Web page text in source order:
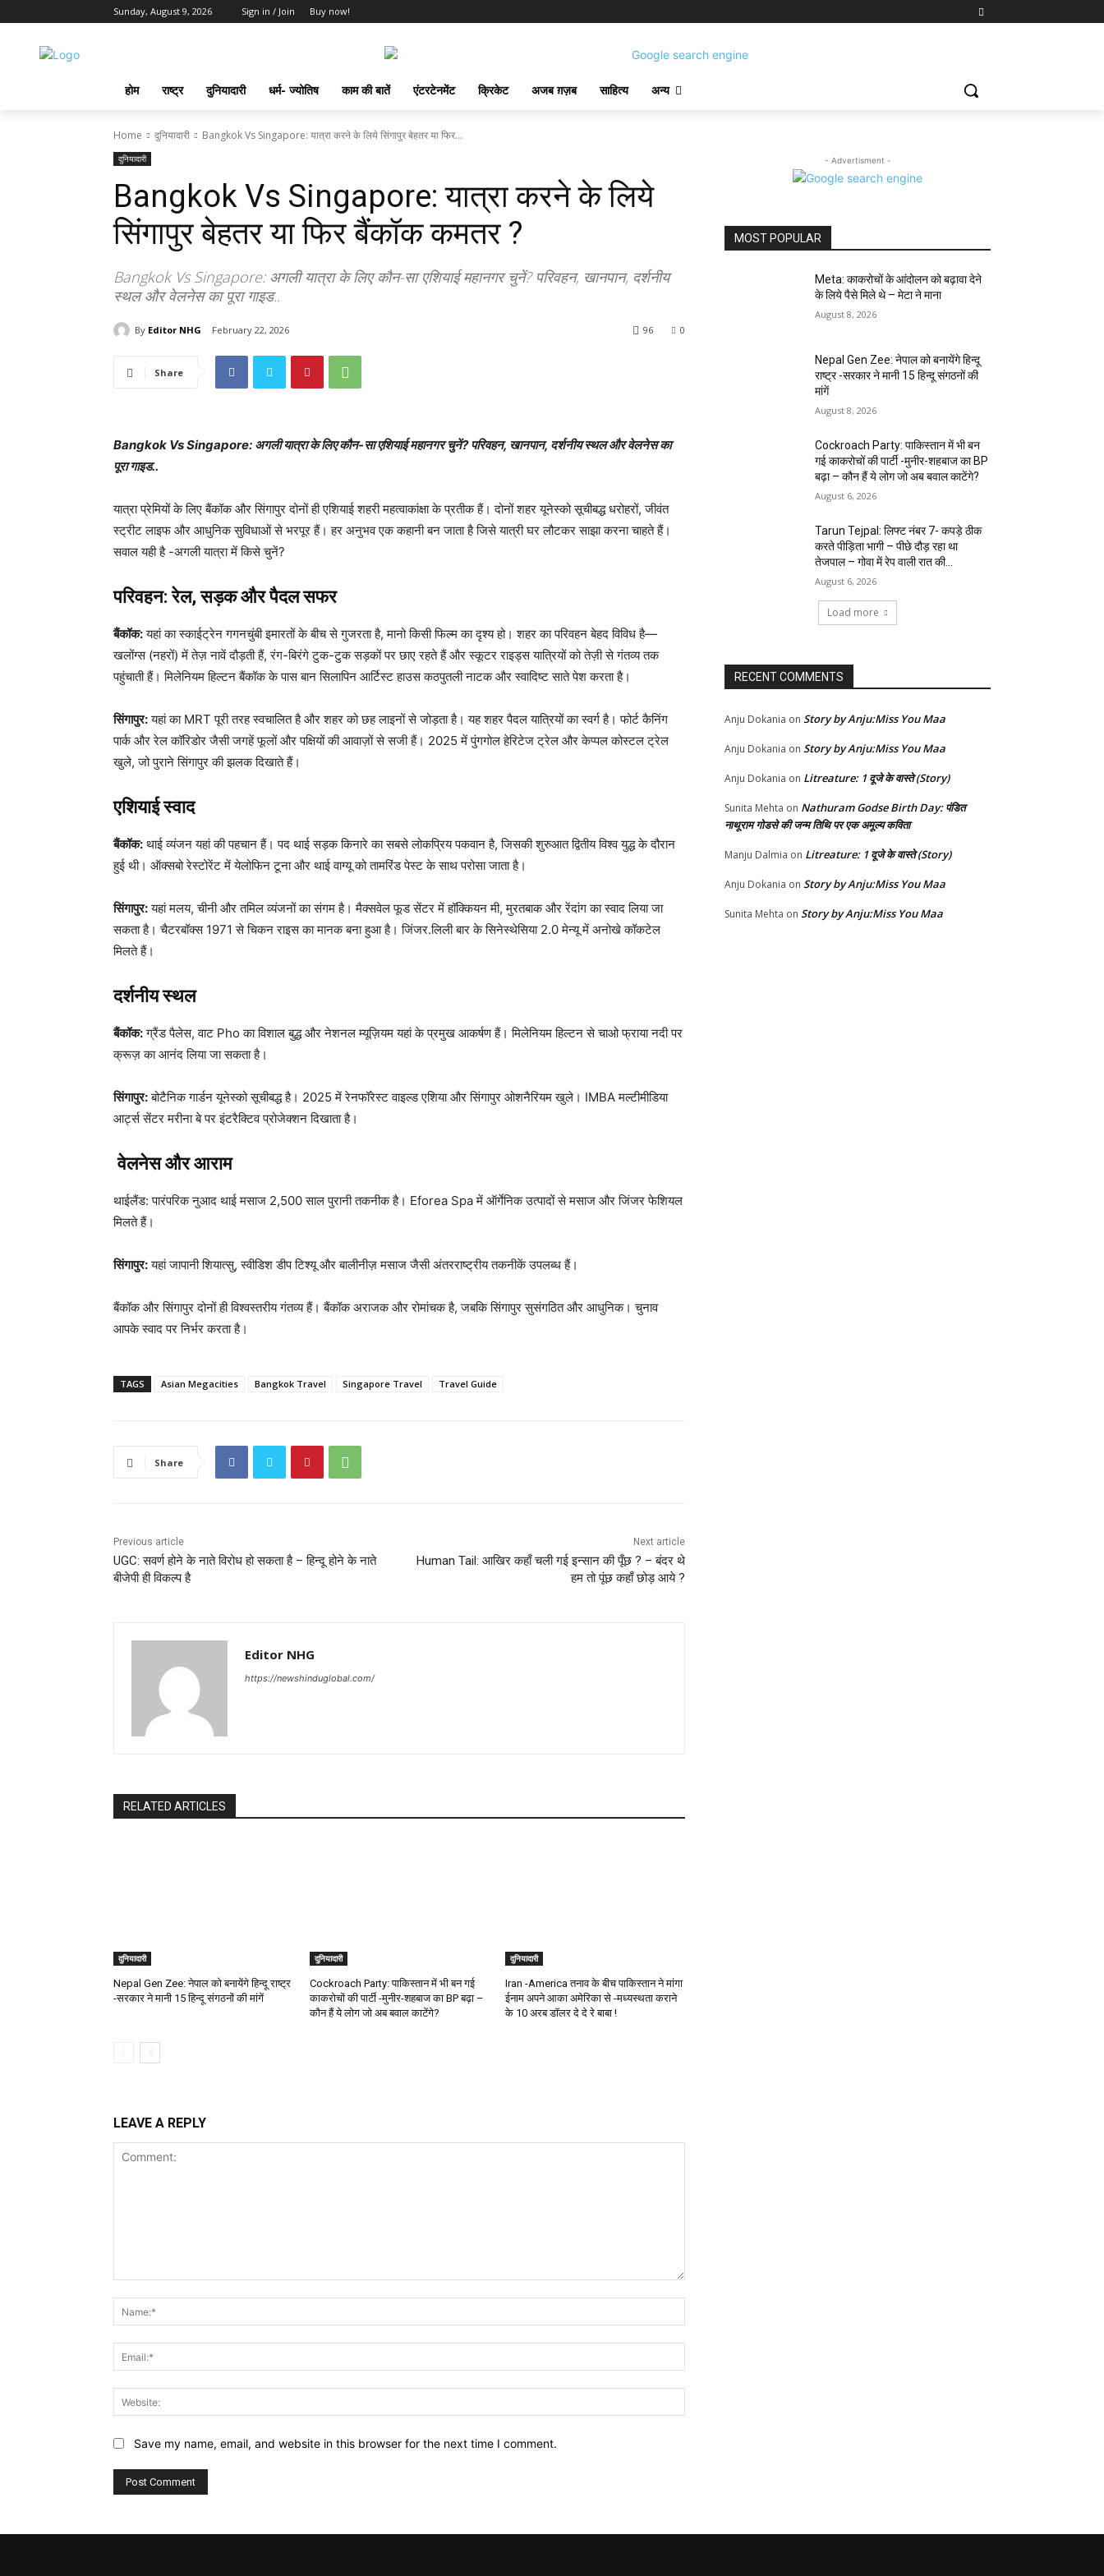
Sunday, August 9, 2026 Sign in / Join Buy now!
होम राष्ट्र दुनियादारी धर्म- ज्योतिष काम की बातें एंटरटेनमेंट क्रिकेट अजब ग़ज़ब साहित्य अन्य
Home दुनियादारी Bangkok Vs Singapore: यात्रा करने के लिये सिंगापुर बेहतर या फिर...
दुनियादारी
Bangkok Vs Singapore: यात्रा करने के लिये
सिंगापुर बेहतर या फिर बैंकॉक कमतर ?
Bangkok Vs Singapore: अगली यात्रा के लिए कौन-सा एशियाई महानगर चुनें? परिवहन, खानपान, दर्शनीय
स्थल और वेलनेस का पूरा गाइड..
By Editor NHG February 22, 2026 0
96
Share
Bangkok Vs Singapore: अगली यात्रा के लिए कौन-सा एशियाई महानगर चुनें? परिवहन, खानपान, दर्शनीय स्थल और वेलनेस का
पूरा गाइड..
यात्रा प्रेमियों के लिए बैंकॉक और सिंगापुर दोनों ही एशियाई शहरी महत्वाकांक्षा के प्रतीक हैं। दोनों शहर यूनेस्को सूचीबद्ध धरोहरों, जीवंत
स्ट्रीट लाइफ और आधुनिक सुविधाओं से भरपूर हैं। हर अनुभव एक कहानी बन जाता है जिसे यात्री घर लौटकर साझा करना चाहते हैं।
सवाल यही है -अगली यात्रा में किसे चुनें?
परिवहन: रेल, सड़क और पैदल सफर
बैंकॉक:यहां का स्काईट्रेन गगनचुंबी इमारतों के बीच से गुजरता है, मानो किसी फिल्म का दृश्य हो। शहर का परिवहन बेहद विविध है—
खलोंग्स (नहरों) में तेज़ नावें दौड़ती हैं, रंग-बिरंगे टुक-टुक सड़कों पर छाए रहते हैं और स्कूटर राइड्स यात्रियों को तेज़ी से गंतव्य तक
पहुंचाती हैं। मिलेनियम हिल्टन बैंकॉक के पास बान सिलापिन आर्टिस्ट हाउस कठपुतली नाटक और स्वादिष्ट साते पेश करता है।
सिंगापुर:यहां का MRT पूरी तरह स्वचालित है और शहर को छह लाइनों से जोड़ता है। यह शहर पैदल यात्रियों का स्वर्ग है। फोर्ट कैनिंग
पार्क और रेल कॉरिडोर जैसी जगहें फूलों और पक्षियों की आवाज़ों से सजी हैं। 2025 में पुंगगोल हेरिटेज ट्रेल और केप्पल कोस्टल ट्रेल
खुले, जो पुराने सिंगापुर की झलक दिखाते हैं।
एशियाई स्वाद
बैंकॉक: थाई व्यंजन यहां की पहचान हैं। पद थाई सड़क किनारे का सबसे लोकप्रिय पकवान है, जिसकी शुरुआत द्वितीय विश्व युद्ध के दौरान
हुई थी। ऑक्सबो रेस्टोरेंट में येलोफिन टूना और थाई वाग्यू को तामरिंड पेस्ट के साथ परोसा जाता है।
सिंगापुर:यहां मलय, चीनी और तमिल व्यंजनों का संगम है। मैक्सवेल फूड सेंटर में हॉक्कियन मी, मुरतबाक और रेंदांग का स्वाद लिया जा
सकता है। चैटरबॉक्स 1971 से चिकन राइस का मानक बना हुआ है। जिंजर.लिली बार के सिनेस्थेसिया 2.0 मेन्यू में अनोखे कॉकटेल
मिलते हैं।
दर्शनीय स्थल
बैंकॉक:ग्रैंड पैलेस, वाट Pho का विशाल बुद्ध और नेशनल म्यूज़ियम यहां के प्रमुख आकर्षण हैं। मिलेनियम हिल्टन से चाओ फ्राया नदी पर
क्रूज़ का आनंद लिया जा सकता है।
सिंगापुर:बोटैनिक गार्डन यूनेस्को सूचीबद्ध है। 2025 में रेनफॉरेस्ट वाइल्ड एशिया और सिंगापुर ओशनैरियम खुले। IMBA मल्टीमीडिया
आर्ट्स सेंटर मरीना बे पर इंटरैक्टिव प्रोजेक्शन दिखाता है।
वेलनेस और आराम
थाईलैंड: पारंपरिक नुआद थाई मसाज 2,500 साल पुरानी तकनीक है। Eforea Spa में ऑर्गेनिक उत्पादों से मसाज और जिंजर फेशियल
मिलते हैं।
सिंगापुर:यहां जापानी शियात्सु, स्वीडिश डीप टिश्यू और बालीनीज़ मसाज जैसी अंतरराष्ट्रीय तकनीकें उपलब्ध हैं।
बैंकॉक और सिंगापुर दोनों ही विश्वस्तरीय गंतव्य हैं। बैंकॉक अराजक और रोमांचक है, जबकि सिंगापुर सुसंगठित और आधुनिक। चुनाव
आपके स्वाद पर निर्भर करता है।
TAGS Asian Megacities Bangkok Travel Singapore Travel Travel Guide
Share
Previous article
UGC: सवर्ण होने के नाते विरोध हो सकता है – हिन्दू होने के नाते
बीजेपी ही विकल्प है
Next article
Human Tail: आखिर कहाँ चली गई इन्सान की पूँछ ? – बंदर थे
हम तो पूंछ कहाँ छोड़ आये ?
Editor NHG
https://newshinduglobal.com/
RELATED ARTICLES
दुनियादारी
Nepal Gen Zee: नेपाल को बनायेंगे हिन्दू राष्ट्र
-सरकार ने मानी 15 हिन्दू संगठनों की मांगें
दुनियादारी
Cockroach Party: पाकिस्तान में भी बन गई
काकरोचों की पार्टी -मुनीर-शहबाज का BP बढ़ा –
कौन हैं ये लोग जो अब बवाल काटेंगे?
दुनियादारी
Iran -America तनाव के बीच पाकिस्तान ने मांगा
ईनाम अपने आका अमेरिका से -मध्यस्थता कराने
के 10 अरब डॉलर दे दे रे बाबा !
LEAVE A REPLY
Save my name, email, and website in this browser for the next time I comment.
- Advertisment -
MOST POPULAR
Meta: काकरोचों के आंदोलन को बढ़ावा देने
के लिये पैसे मिले थे – मेटा ने माना
August 8, 2026
Nepal Gen Zee: नेपाल को बनायेंगे हिन्दू
राष्ट्र -सरकार ने मानी 15 हिन्दू संगठनों की
मांगें
August 8, 2026
Cockroach Party: पाकिस्तान में भी बन
गई काकरोचों की पार्टी -मुनीर-शहबाज का BP
बढ़ा – कौन हैं ये लोग जो अब बवाल काटेंगे?
August 6, 2026
Tarun Tejpal: लिफ्ट नंबर 7- कपड़े ठीक
करते पीड़िता भागी – पीछे दौड़ रहा था
तेजपाल – गोवा में रेप वाली रात की...
August 6, 2026
Load more
RECENT COMMENTS
Anju Dokania on Story by Anju:Miss You Maa
Anju Dokania on Story by Anju:Miss You Maa
Anju Dokania on Litreature: 1 दूजे के वास्ते (Story)
Sunita Mehta on Nathuram Godse Birth Day: पंडित
नाथूराम गोडसे की जन्म तिथि पर एक अमूल्य कविता
Manju Dalmia on Litreature: 1 दूजे के वास्ते (Story)
Anju Dokania on Story by Anju:Miss You Maa
Sunita Mehta on Story by Anju:Miss You Maa